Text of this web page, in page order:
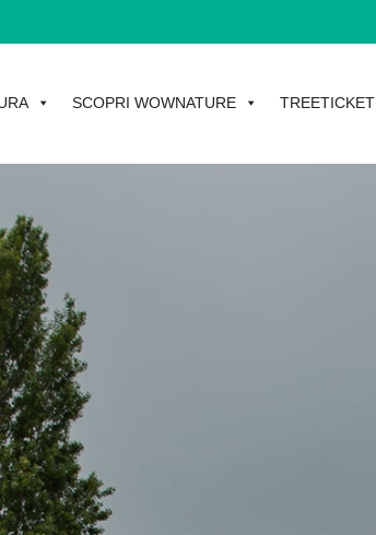
SCOPRI WOWNATURE TREETICKET